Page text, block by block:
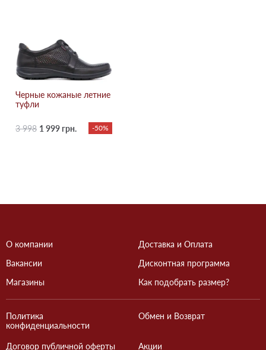
Черные кожаные летние
туфли
3 998 1 999 грн. -50%
О компании
Вакансии
Магазины
Доставка и Оплата
Дисконтная программа
Как подобрать размер?
Политика
конфиденциальности
Договор публичной оферты
Обмен и Возврат
Акции